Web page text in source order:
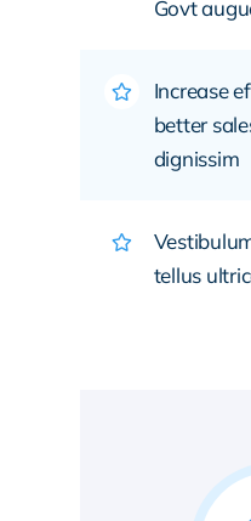
Govt
Increase
better
dignissim
tellus